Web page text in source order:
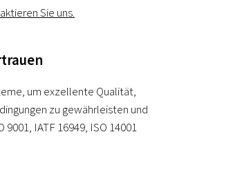
Sie uns.
um exzellente Qualität,
zu gewährleisten und
IATF 16949, ISO 14001